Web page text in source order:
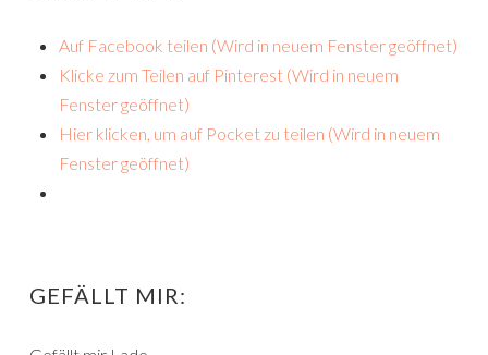
Auf Facebook teilen (Wird in neuem Fenster geöffnet)
Klicke zum Teilen auf Pinterest (Wird in neuem
Fenster geöffnet)
Hier klicken, um auf Pocket zu teilen (Wird in neuem
Fenster geöffnet)
GEFÄLLT MIR: